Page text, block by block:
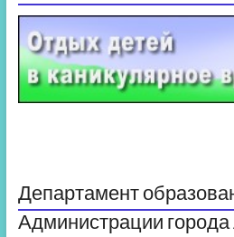
Департамент
Администрации города